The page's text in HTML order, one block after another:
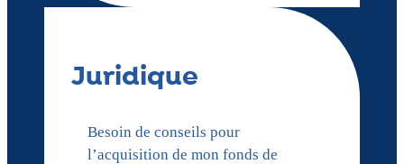
Juridique
Besoin de conseils pour
l’acquisition de mon fonds de